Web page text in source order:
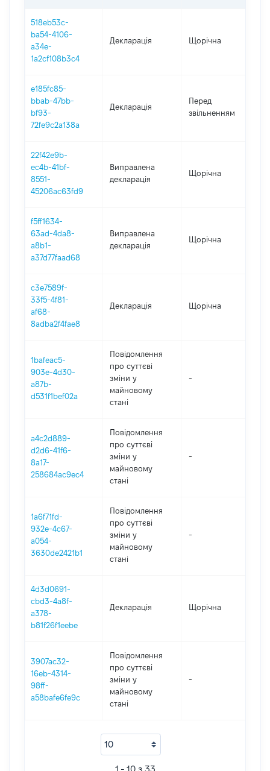
518eb53c-
ba54-4106-
a34e-
1a2cf108b3c4
Декларація Щорічна
e185fc85-
bbab-47bb-
bf93-
72fe9c2a138a
Декларація
Перед
звільненням
22f42e9b-
ec4b-41bf-
8551-
45206ac63fd9
Виправлена
декларація
Щорічна
f5ff1634-
63ad-4da8-
a8b1-
a37d77faad68
Виправлена
декларація
Щорічна
c3e7589f-
33f5-4f81-
af68-
8adba2f4fae8
Декларація Щорічна
1bafeac5-
903e-4d30-
a87b-
d531f1bef02a
Повідомлення
про суттєві
зміни y
майновому
стані
-
a4c2d889-
d2d6-41f6-
8a17-
258684ac9ec4
Повідомлення
про суттєві
зміни y
майновому
стані
-
1a6f71fd-
932e-4c67-
a054-
3630de2421b1
Повідомлення
про суттєві
зміни y
майновому
стані
-
4d3d0691-
cbd3-4a8f-
a378-
b81f26f1eebe
Декларація Щорічна
3907ac32-
16eb-4314-
98ff-
a58bafe6fe9c
Повідомлення
про суттєві
зміни y
майновому
стані
-
1 - 10 з 33